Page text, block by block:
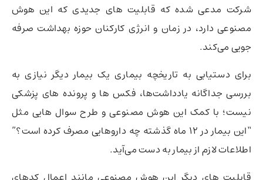
شرکت مدعی شده که قابلیت های جدیدی که این هوش
مصنوعی دارد، در زمان و انرژی کارکنان حوزه بهداشت صرفه
جویی می‌کند.
برای دستیابی به تاریخچه بیماری یک بیمار دیگر نیازی به
بررسی جداگانه یادداشت‌ها، فکس ها و پرونده های پزشکی
نیست؛ با کمک این هوش مصنوعی و طرح سوال هایی مثل
“این بیمار در 12 ماه گذشته چه داروهایی مصرف کرده است؟”
اطلاعات لازم از بیمار به دست می‌آید.